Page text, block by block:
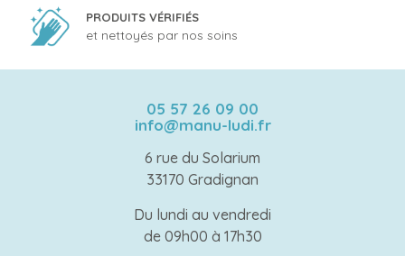
PRODUITS VÉRIFIÉS
et nettoyés par nos soins
05 57 26 09 00
info@manu-ludi.fr
6 rue du Solarium
33170 Gradignan
Du lundi au vendredi
de 09h00 à 17h30